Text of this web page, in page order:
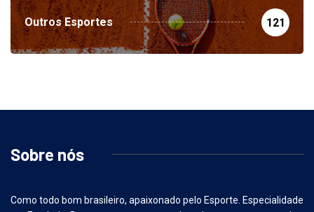
Outros Esportes 121
Sobre nós
Como todo bom brasileiro, apaixonado pelo Esporte. Especialidade